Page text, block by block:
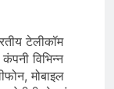
लेकर देशभर में
और
टेलीकॉम
विभिन्न
मोबाइल